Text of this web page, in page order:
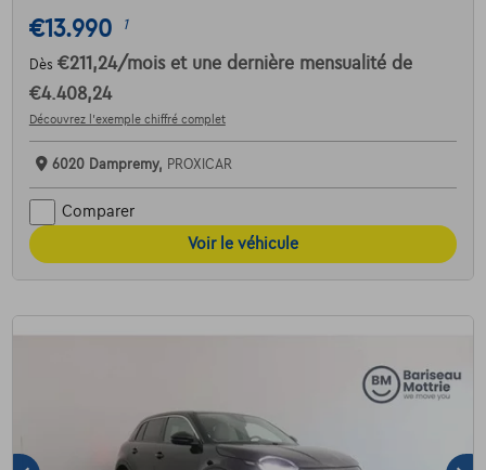
€13.990 1
Dès €211,24/mois et une dernière mensualité de
€4.408,24
Découvrez l’exemple chiffré complet
6020 Dampremy, PROXICAR
Comparer
Voir le véhicule